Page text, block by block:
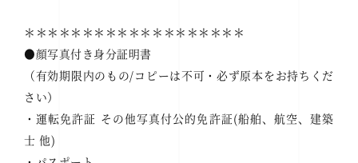
＊＊＊＊＊＊＊＊＊＊＊＊＊＊＊＊＊＊＊
●顔写真付き身分証明書
（有効期限内のもの/コピーは不可・必ず原本をお持ちくだ
さい）
・運転免許証 その他写真付公的免許証(船舶、航空、建築
士 他)